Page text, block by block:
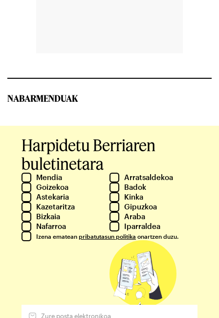
NABARMENDUAK
Harpidetu Berriaren
buletinetara
Mendia
Arratsaldekoa
Goizekoa
Badok
Astekaria
Kinka
Kazetaritza
Gipuzkoa
Bizkaia
Araba
Nafarroa
Iparraldea
Izena ematean pribatutasun politika onartzen duzu.